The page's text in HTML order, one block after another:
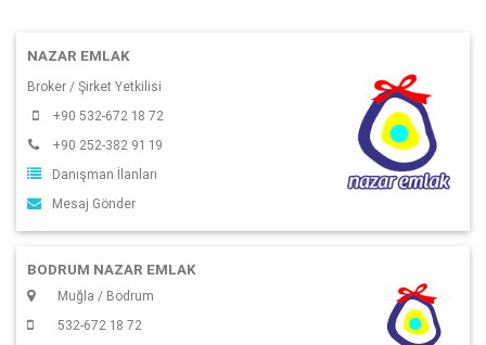
NAZAR EMLAK
Broker / Şirket Yetkilisi
+90 532-672 18 72
+90 252-382 91 19
Danışman İlanları
Mesaj Gönder
BODRUM NAZAR EMLAK
Muğla / Bodrum
532-672 18 72